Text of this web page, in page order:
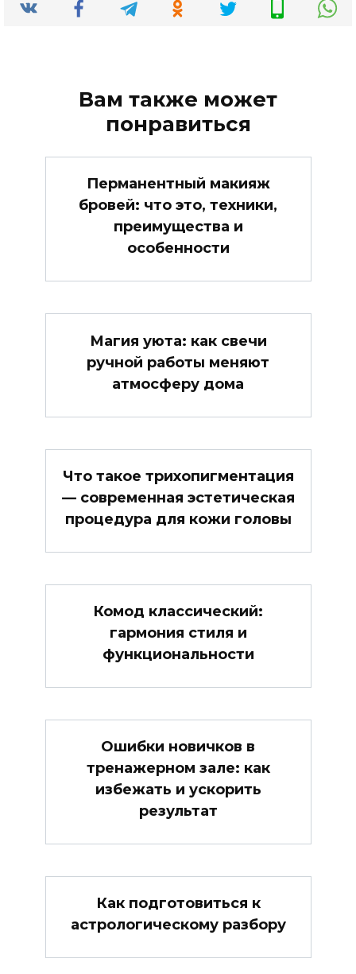
Вам также может
понравиться
Перманентный макияж
бровей: что это, техники,
преимущества и
особенности
Магия уюта: как свечи
ручной работы меняют
атмосферу дома
Что такое трихопигментация
— современная эстетическая
процедура для кожи головы
Комод классический:
гармония стиля и
функциональности
Ошибки новичков в
тренажерном зале: как
избежать и ускорить
результат
Как подготовиться к
астрологическому разбору